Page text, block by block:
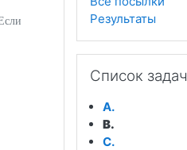
Результаты
Список задач
A.
B.
C.